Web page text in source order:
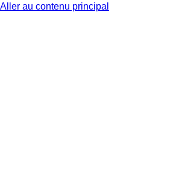
Aller au contenu principal